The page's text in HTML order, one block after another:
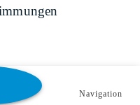
Navigation